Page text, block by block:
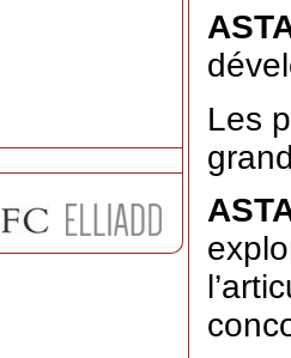
Les